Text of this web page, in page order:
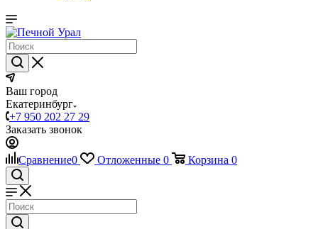
Ваш город
Екатеринбург
+7 950 202 27 29
Заказать звонок
Сравнение0 Отложенные 0 Корзина 0